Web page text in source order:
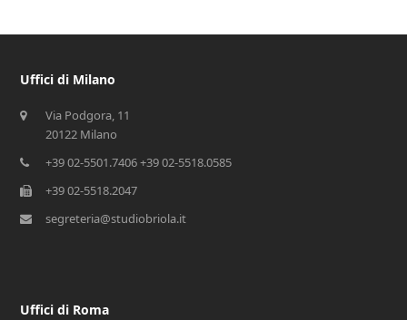
Uffici di Milano
Via Podgora, 11
20122 Milano
+39 02-5501.7406 +39 02-5518.0585
+39 02-5518.2047
segreteria@studiobriola.it
Uffici di Roma